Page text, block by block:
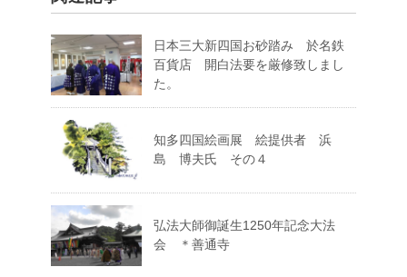
日本三大新四国お砂踏み 於名鉄
百貨店 開白法要を厳修致しまし
た。
知多四国絵画展 絵提供者 浜
島 博夫氏 その４
弘法大師御誕生1250年記念大法
会 ＊善通寺